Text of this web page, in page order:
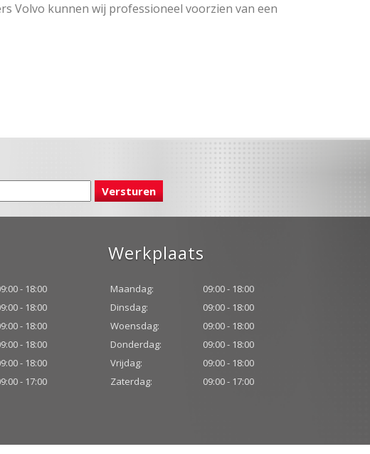
Volvo kunnen wij professioneel voorzien van een
- 18:00
- 18:00
- 18:00
- 18:00
- 18:00
- 17:00
Werkplaats
Maandag:
09:00 - 18:00
Dinsdag:
09:00 - 18:00
Woensdag:
09:00 - 18:00
Donderdag:
09:00 - 18:00
Vrijdag:
09:00 - 18:00
Zaterdag:
09:00 - 17:00